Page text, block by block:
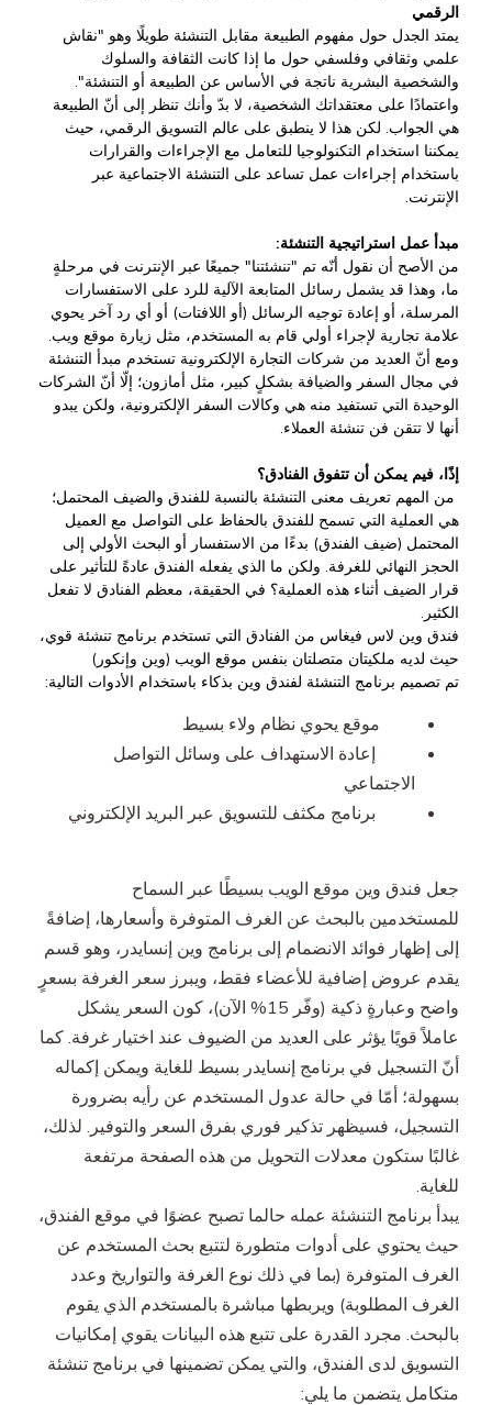
الرقمي
يمتد الجدل حول مفهوم الطبيعة مقابل التنشئة طويلًا وهو "نقاش
علمي وثقافي وفلسفي حول ما إذا كانت الثقافة والسلوك
والشخصية البشرية ناتجة في الأساس عن الطبيعة أو التنشئة".
واعتمادًا على معتقداتك الشخصية، لا بدّ وأنك تنظر إلى أنّ الطبيعة
هي الجواب. لكن هذا لا ينطبق على عالم التسويق الرقمي، حيث
يمكننا استخدام التكنولوجيا للتعامل مع الإجراءات والقرارات
باستخدام إجراءات عمل تساعد على التنشئة الاجتماعية عبر
الإنترنت.
مبدأ عمل استراتيجية التنشئة:
من الأصح أن نقول أنّه تم "تنشئتنا" جميعًا عبر الإنترنت في مرحلةٍ
ما، وهذا قد يشمل رسائل المتابعة الآلية للرد على الاستفسارات
المرسلة، أو إعادة توجيه الرسائل (أو اللافتات) أو أي رد آخر يحوي
علامة تجارية لإجراء أولي قام به المستخدم، مثل زيارة موقع ويب.
ومع أنّ العديد من شركات التجارة الإلكترونية تستخدم مبدأ التنشئة
في مجال السفر والضيافة بشكلٍ كبير، مثل أمازون؛ إلّا أنّ الشركات
الوحيدة التي تستفيد منه هي وكالات السفر الإلكترونية، ولكن يبدو
أنها لا تتقن فن تنشئة العملاء.
إذًا، فيم يمكن أن تتفوق الفنادق؟
من المهم تعريف معنى التنشئة بالنسبة للفندق والضيف المحتمل؛
هي العملية التي تسمح للفندق بالحفاظ على التواصل مع العميل
المحتمل (ضيف الفندق) بدءًا من الاستفسار أو البحث الأولي إلى
الحجز النهائي للغرفة. ولكن ما الذي يفعله الفندق عادةً للتأثير على
قرار الضيف أثناء هذه العملية؟ في الحقيقة، معظم الفنادق لا تفعل
الكثير.
فندق وين لاس فيغاس من الفنادق التي تستخدم برنامج تنشئة قوي،
حيث لديه ملكيتان متصلتان بنفس موقع الويب (وين وإنكور)
تم تصميم برنامج التنشئة لفندق وين بذكاء باستخدام الأدوات التالية:
موقع يحوي نظام ولاء بسيط
إعادة الاستهداف على وسائل التواصل
الاجتماعي
برنامج مكثف للتسويق عبر البريد الإلكتروني
جعل فندق وين موقع الويب بسيطًا عبر السماح
للمستخدمين بالبحث عن الغرف المتوفرة وأسعارها، إضافةً
إلى إظهار فوائد الانضمام إلى برنامج وين إنسايدر، وهو قسم
يقدم عروض إضافية للأعضاء فقط، ويبرز سعر الغرفة بسعرٍ
واضح وعبارةٍ ذكية (وفّر 15% الآن)، كون السعر يشكل
عاملاً قويًا يؤثر على العديد من الضيوف عند اختيار غرفة. كما
أنّ التسجيل في برنامج إنسايدر بسيط للغاية ويمكن إكماله
بسهولة؛ أمّا في حالة عدول المستخدم عن رأيه بضرورة
التسجيل، فسيظهر تذكير فوري بفرق السعر والتوفير. لذلك،
غالبًا ستكون معدلات التحويل من هذه الصفحة مرتفعة
للغاية.
يبدأ برنامج التنشئة عمله حالما تصبح عضوًا في موقع الفندق،
حيث يحتوي على أدوات متطورة لتتبع بحث المستخدم عن
الغرف المتوفرة (بما في ذلك نوع الغرفة والتواريخ وعدد
الغرف المطلوبة) ويربطها مباشرة بالمستخدم الذي يقوم
بالبحث. مجرد القدرة على تتبع هذه البيانات يقوي إمكانيات
التسويق لدى الفندق، والتي يمكن تضمينها في برنامج تنشئة
متكامل يتضمن ما يلي: